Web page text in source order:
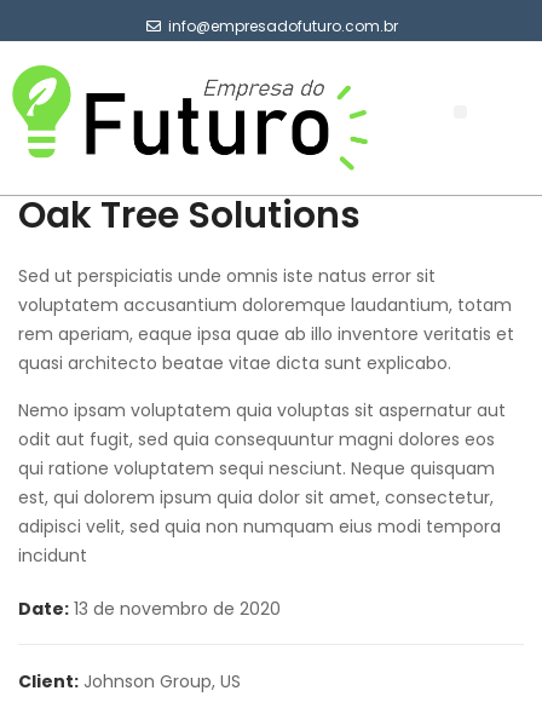
info@empresadofuturo.com.br
Oak Tree Solutions
Sed ut perspiciatis unde omnis iste natus error sit
voluptatem accusantium doloremque laudantium, totam
rem aperiam, eaque ipsa quae ab illo inventore veritatis et
quasi architecto beatae vitae dicta sunt explicabo.
Nemo ipsam voluptatem quia voluptas sit aspernatur aut
odit aut fugit, sed quia consequuntur magni dolores eos
qui ratione voluptatem sequi nesciunt. Neque quisquam
est, qui dolorem ipsum quia dolor sit amet, consectetur,
adipisci velit, sed quia non numquam eius modi tempora
incidunt
Date: 13 de novembro de 2020
Client: Johnson Group, US